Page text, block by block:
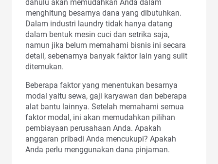
dahulu akan memudahkan Anda dalam
menghitung besarnya dana yang dibutuhkan.
Dalam industri laundry tidak hanya datang
dalam bentuk mesin cuci dan setrika saja,
namun jika belum memahami bisnis ini secara
detail, sebenarnya banyak faktor lain yang sulit
ditemukan.
Beberapa faktor yang menentukan besarnya
modal yaitu sewa, gaji karyawan dan beberapa
alat bantu lainnya. Setelah memahami semua
faktor modal, ini akan memudahkan pilihan
pembiayaan perusahaan Anda. Apakah
anggaran pribadi Anda mencukupi? Apakah
Anda perlu menggunakan dana pinjaman.